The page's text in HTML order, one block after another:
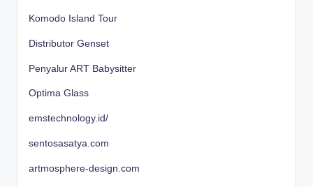
Komodo Island Tour
Distributor Genset
Penyalur ART Babysitter
Optima Glass
emstechnology.id/
sentosasatya.com
artmosphere-design.com